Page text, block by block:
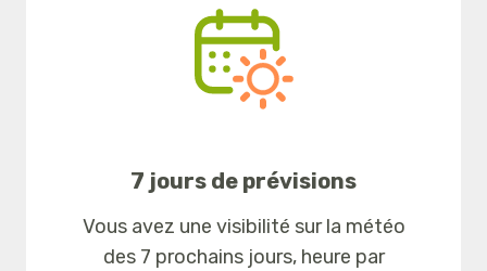
7 jours de prévisions
Vous avez une visibilité sur la météo
des 7 prochains jours, heure par